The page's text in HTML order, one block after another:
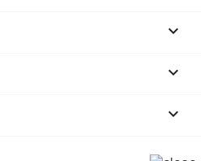


keyboard_arrow_down